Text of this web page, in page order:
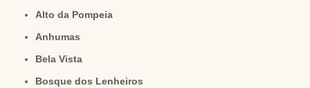
Alto da Pompeia
Anhumas
Bela Vista
Bosque dos Lenheiros